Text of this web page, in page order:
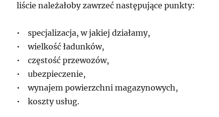
liście należałoby zawrzeć następujące punkty:
• specjalizacja, w jakiej działamy,
• wielkość ładunków,
• częstość przewozów,
• ubezpieczenie,
• wynajem powierzchni magazynowych,
• koszty usług.